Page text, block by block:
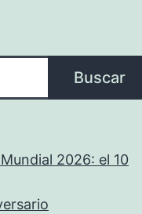
Buscar
2026: el 10